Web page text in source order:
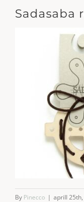
Sadasaba
By Pinecco | aprill